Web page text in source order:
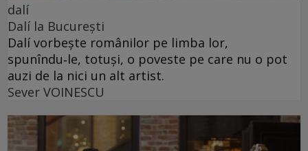
dalí
Dalí la București
Dalí vorbește românilor pe limba lor,
spunîndu‑le, totuși, o poveste pe care nu o pot
auzi de la nici un alt artist.
Sever VOINESCU